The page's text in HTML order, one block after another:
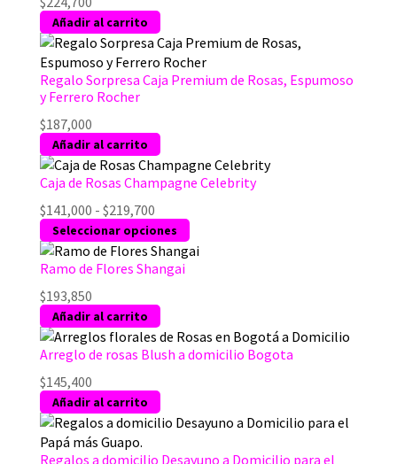
Añadir al carrito
Regalo Sorpresa Caja Premium de Rosas, Espumoso
y Ferrero Rocher
$187,000
Añadir al carrito
Caja de Rosas Champagne Celebrity
$141,000 - $219,700Rango
de
precios:
desde
hasta
$219,700
Seleccionar opciones
Este
producto
opciones
se
en
Ramo de Flores Shangai
$193,850
Añadir al carrito
Arreglo de rosas Blush a domicilio Bogota
$145,400
Añadir al carrito
Regalos a domicilio Desayuno a Domicilio para el